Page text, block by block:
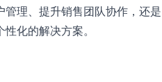
理、提升销售团队协作，还是
化的解决方案。